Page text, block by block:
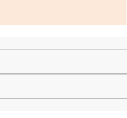
Design und Fertigung